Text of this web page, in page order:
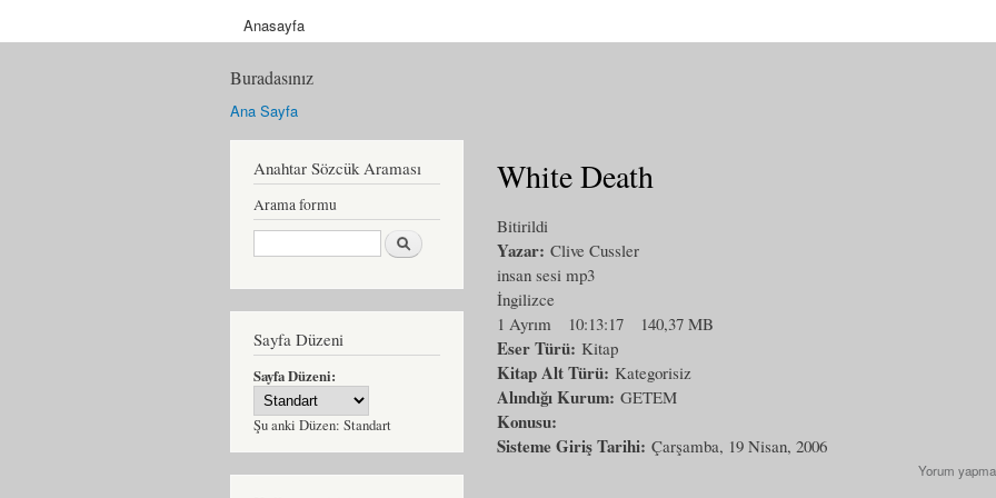
Anasayfa
Buradasınız
Ana Sayfa
Anahtar Sözcük Araması
Arama formu
Ara
Sayfa Düzeni
Sayfa Düzeni:
Şu anki Düzen: Standart
White Death
Bitirildi
Yazar: Clive Cussler
insan sesi mp3
İngilizce
1 Ayrım
10:13:17 140,37 MB
Eser Türü: Kitap
Kitap Alt Türü: Kategorisiz
Alındığı Kurum: GETEM
Konusu:
Sisteme Giriş Tarihi: Çarşamba, 19 Nisan, 2006
Yorum